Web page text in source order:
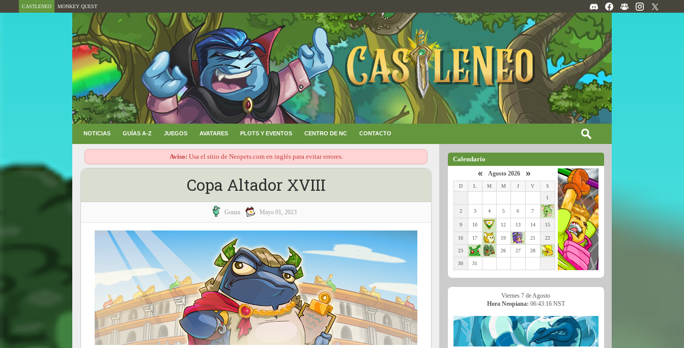
CASTLENEO MONKEY QUEST
NOTICIAS GUÍAS A-Z JUEGOS AVATARES PLOTS Y EVENTOS CENTRO DE NC CONTACTO
Aviso: Usa el sitio de Neopets.com en inglés para evitar errores.
Copa Altador XVIII
Gonza Mayo 01, 2023
Calendario
« Agosto 2026 »
D L M M J V S
1
2 3 4 5 6 7
9 10 12 13 14 15
16 17 19 21 22
23 26 27 28
30 31
Viernes 7 de Agosto
Hora Neopiana: 06:43:18 NST